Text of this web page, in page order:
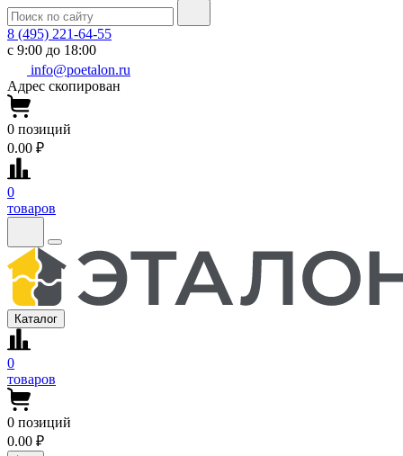
8 (495) 221-64-55
с 9:00 до 18:00
info@poetalon.ru
Адрес скопирован
0 позиций
0.00 ₽
0
товаров
Каталог
0
товаров
0 позиций
0.00 ₽